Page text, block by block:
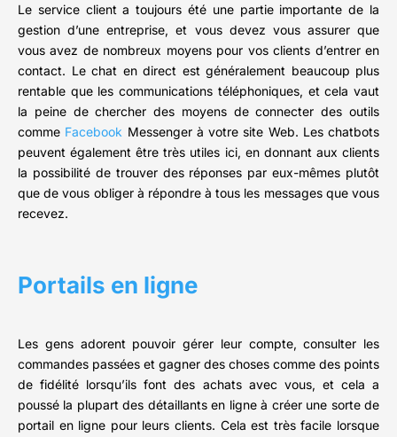
Le service client a toujours été une partie importante de la
gestion d’une entreprise, et vous devez vous assurer que
vous avez de nombreux moyens pour vos clients d’entrer en
contact. Le chat en direct est généralement beaucoup plus
rentable que les communications téléphoniques, et cela vaut
la peine de chercher des moyens de connecter des outils
comme Facebook Messenger à votre site Web. Les chatbots
peuvent également être très utiles ici, en donnant aux clients
la possibilité de trouver des réponses par eux-mêmes plutôt
que de vous obliger à répondre à tous les messages que vous
recevez.
Portails en ligne
Les gens adorent pouvoir gérer leur compte, consulter les
commandes passées et gagner des choses comme des points
de fidélité lorsqu’ils font des achats avec vous, et cela a
poussé la plupart des détaillants en ligne à créer une sorte de
portail en ligne pour leurs clients. Cela est très facile lorsque